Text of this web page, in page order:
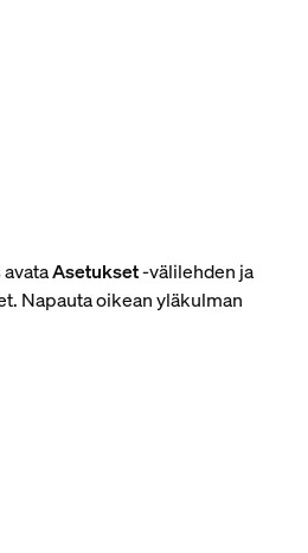
Asetukset-välilehden ja
Napauta oikean yläkulman